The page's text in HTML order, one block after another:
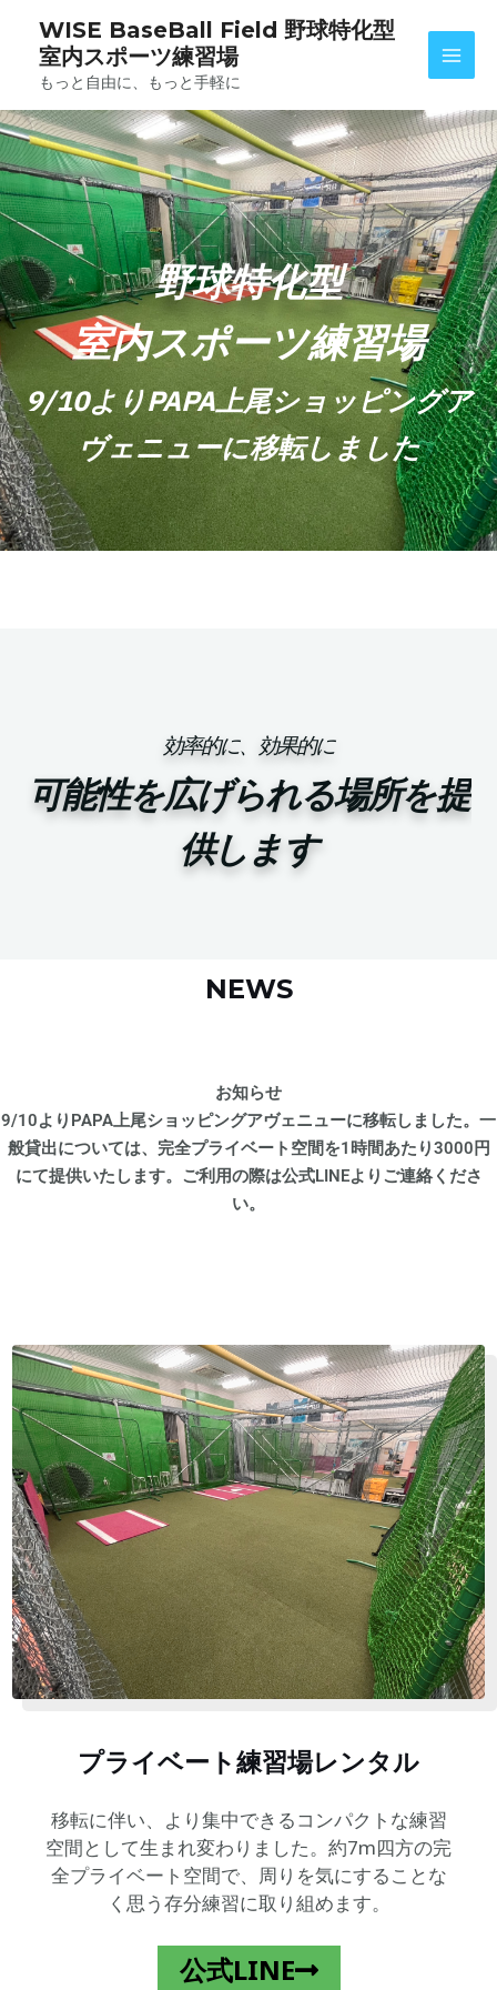
WISE BaseBall Field 野球特化型
室内スポーツ練習場
もっと自由に、もっと手軽に
野球特化型
室内スポーツ練習場
9/10よりPAPA上尾ショッピングア
ヴェニューに移転しました
効率的に、効果的に
可能性を広げられる場所を提
供します
NEWS
お知らせ
9/10よりPAPA上尾ショッピングアヴェニューに移転しました。一
般貸出については、完全プライベート空間を1時間あたり3000円
にて提供いたします。ご利用の際は公式LINEよりご連絡くださ
い。
プライベート練習場レンタル
移転に伴い、より集中できるコンパクトな練習
空間として生まれ変わりました。約7m四方の完
全プライベート空間で、周りを気にすることな
く思う存分練習に取り組めます。
公式LINE